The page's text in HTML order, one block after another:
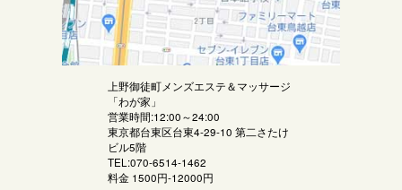
上野御徒町メンズエステ＆マッサージ
「わが家 」
営業時間:12:00～24:00
東京都台東区台東4-29-10 第二さたけ
ビル5階
TEL:070-6514-1462
料金 1500円-12000円